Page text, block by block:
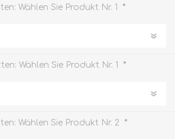
Wählen Sie Produkt Nr. 1 *
Wählen Sie Produkt Nr. 1 *
Wählen Sie Produkt Nr. 2 *